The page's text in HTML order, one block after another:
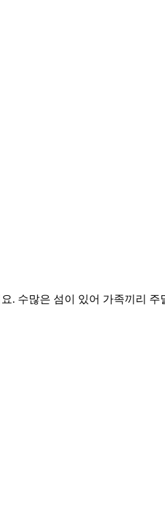
. 수많은 섬이 있어 가족끼리